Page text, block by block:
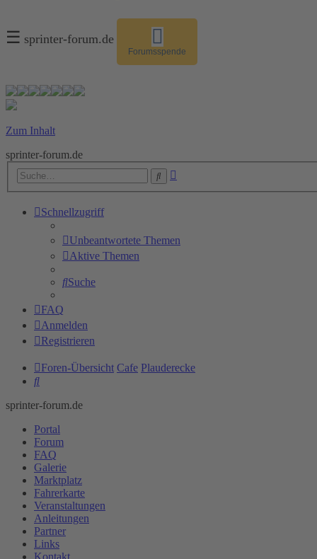
☰ sprinter-forum.de
Forumsspende
Zum Inhalt
sprinter-forum.de
Suche
Schnellzugriff
Unbeantwortete Themen
Aktive Themen
Suche
FAQ
Anmelden
Registrieren
Foren-Übersicht Cafe Plauderecke
Suche
sprinter-forum.de
Portal
Forum
FAQ
Galerie
Marktplatz
Fahrerkarte
Veranstaltungen
Anleitungen
Partner
Links
Kontakt